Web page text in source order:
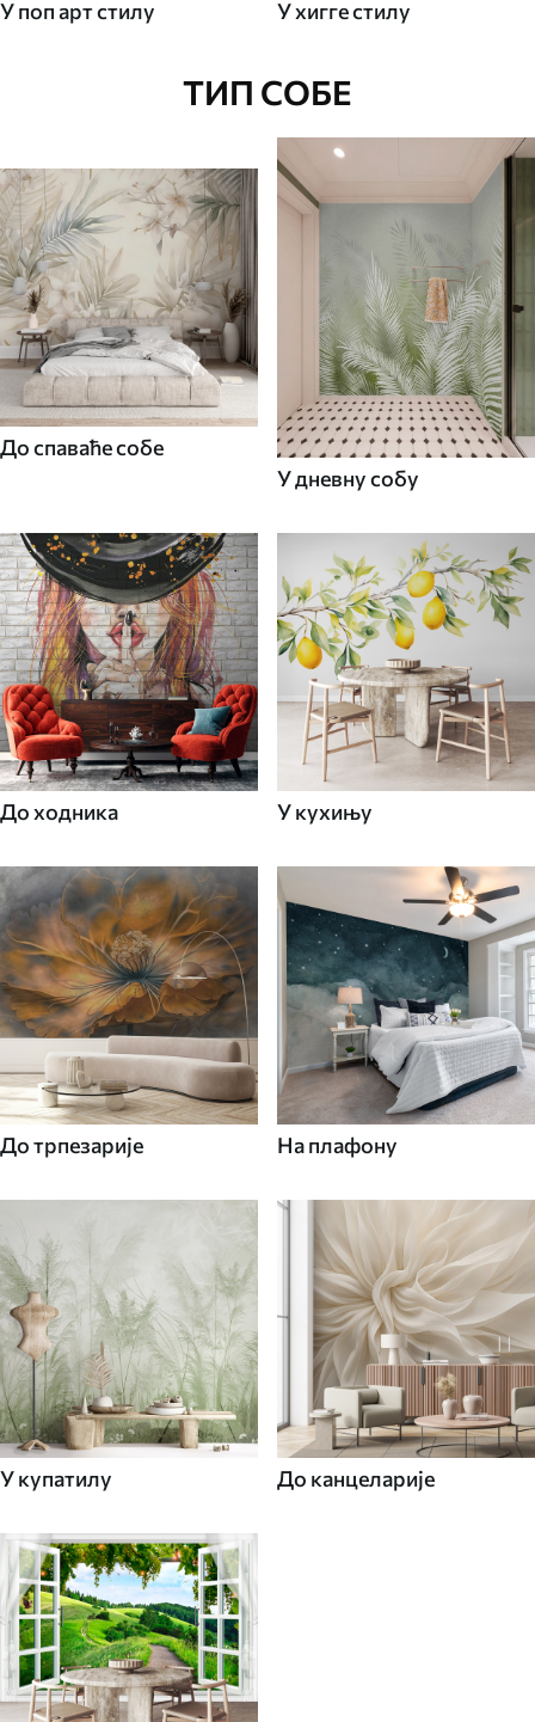
У поп арт стилу У хигге стилу
ТИП СОБЕ
До спаваће собе
У дневну собу
До ходника У кухињу
До трпезарије На плафону
У купатилу До канцеларије